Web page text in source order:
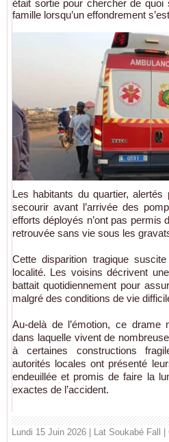
était sortie pour chercher de
famille lorsqu’un effondrement
Les habitants du quartier,
secourir avant l’arrivée des
efforts déployés n’ont pas permis
retrouvée sans vie sous les
Cette disparition tragique
localité. Les voisins décrivent
battait quotidiennement pour
malgré des conditions de vie
Au-delà de l’émotion, ce
dans laquelle vivent de
à certaines constructions
autorités locales ont présenté
endeuillée et promis de faire la
exactes de l’accident.
Lundi 15 Juin 2026 | Lat Soukabé Fall